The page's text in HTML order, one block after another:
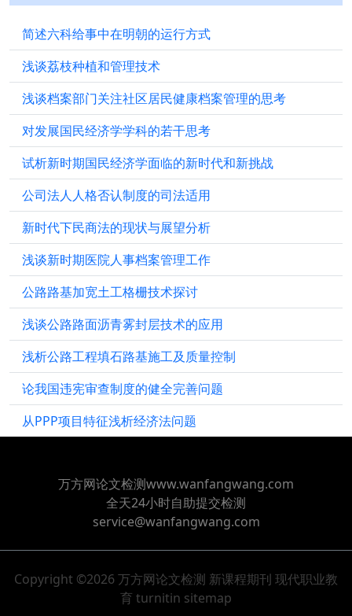
简述六科给事中在明朝的运行方式
浅谈荔枝种植和管理技术
浅谈档案部门关注社区居民健康档案管理的思考
对发展国民经济学学科的若干思考
试析新时期国民经济学面临的新时代和新挑战
公司法人人格否认制度的司法适用
新时代下民商法的现状与展望分析
浅谈新时期医院人事档案管理工作
公路路基加宽土工格栅技术探讨
浅谈公路路面沥青雾封层技术的应用
浅析公路工程填石路基施工及质量控制
论我国违宪审查制度的健全完善问题
从PPP项目特征浅析经济法问题
万方网论文检测www.wanfangwang.com
全天24小时自助提交检测
service@wanfangwang.com
Copyright ©2026 万方网论文检测 新课程期刊 现代职业教
育 turnitin sitemap